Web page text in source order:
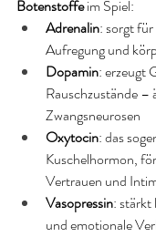
Botenstoffe im Spiel:
Adrenalin: sorgt
Aufregung und
Dopamin: erzeugt
Rauschzustände –
Zwangsneurosen
Oxytocin: das
Kuschelhormon,
Vertrauen und
Vasopressin: stärkt
und emotionale